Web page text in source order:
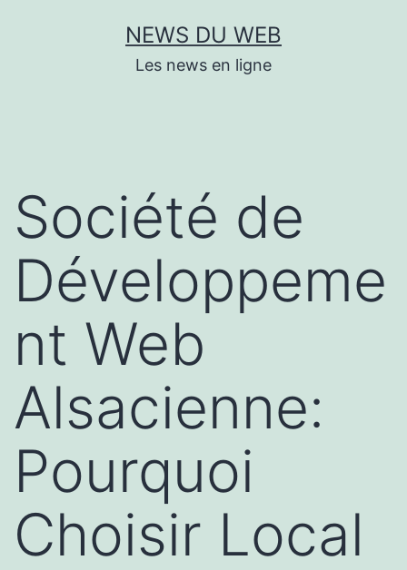
NEWS DU WEB
Les news en ligne
Société de
Développeme
nt Web
Alsacienne:
Pourquoi
Choisir Local